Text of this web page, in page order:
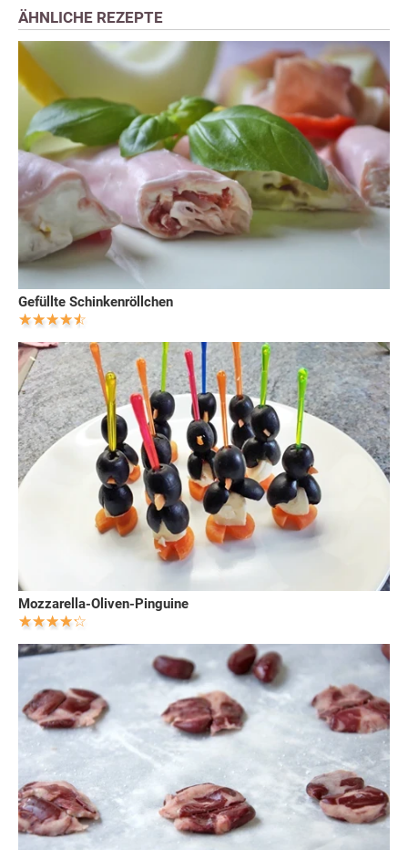
ÄHNLICHE REZEPTE
Gefüllte Schinkenröllchen
Mozzarella-Oliven-Pinguine